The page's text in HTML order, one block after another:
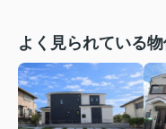
よく見られている